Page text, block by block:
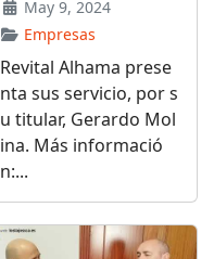
May 9, 2024
Empresas
Revital Alhama prese
nta sus servicio, por s
u titular, Gerardo Mol
ina. Más informació
n:...